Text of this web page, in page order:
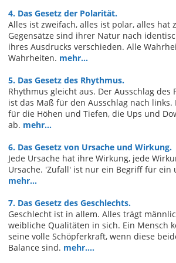
4. Das Gesetz der Polarität.
Alles ist zweifach, alles ist polar, alles hat
Gegensätze sind ihrer Natur nach
ihres Ausdrucks verschieden. Alle
Wahrheiten. mehr...
5. Das Gesetz des Rhythmus.
Rhythmus gleicht aus. Der Ausschlag des
ist das Maß für den Ausschlag nach links.
für die Höhen und Tiefen, die Ups und
ab. mehr...
6. Das Gesetz von Ursache und Wirkung.
Jede Ursache hat ihre Wirkung, jede
Ursache. 'Zufall' ist nur ein Begriff für ein
mehr...
7. Das Gesetz des Geschlechts.
Geschlecht ist in allem. Alles trägt
weibliche Qualitäten in sich. Ein Mensch
seine volle Schöpferkraft, wenn diese
Balance sind. mehr....